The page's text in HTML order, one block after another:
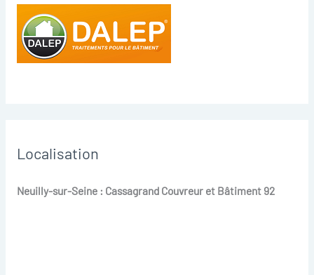
Localisation
Neuilly-sur-Seine : Cassagrand Couvreur et Bâtiment 92